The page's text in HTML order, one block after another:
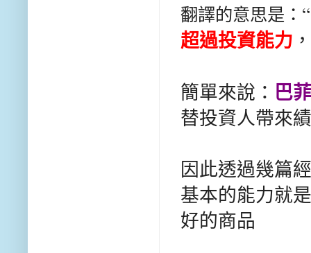
翻譯的意思是：
超過投資能力
簡單來說： 巴
替投資人帶來
因此透過幾篇
基本的能力就
好的商品